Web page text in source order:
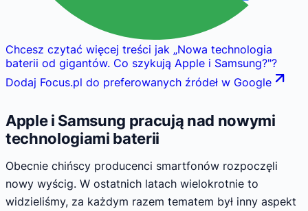
Chcesz czytać więcej treści jak „Nowa technologia
baterii od gigantów. Co szykują Apple i Samsung?"?
Dodaj Focus.pl do preferowanych źródeł w Google
Apple i Samsung pracują nad nowymi
technologiami baterii
Obecnie chińscy producenci smartfonów rozpoczęli
nowy wyścig. W ostatnich latach wielokrotnie to
widzieliśmy, za każdym razem tematem był inny aspekt